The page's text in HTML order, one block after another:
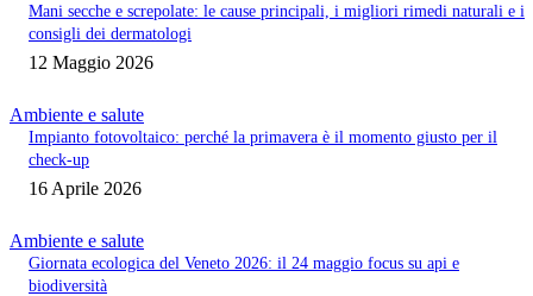
Mani secche e screpolate: le cause principali, i migliori rimedi naturali e i
consigli dei dermatologi
12 Maggio 2026
Ambiente e salute
Impianto fotovoltaico: perché la primavera è il momento giusto per il
check-up
16 Aprile 2026
Ambiente e salute
Giornata ecologica del Veneto 2026: il 24 maggio focus su api e
biodiversità